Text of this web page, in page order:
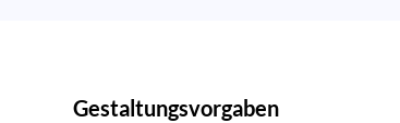
Gestaltungsvorgaben